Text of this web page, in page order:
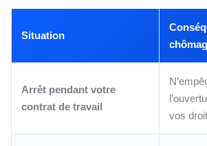
Situation
Arrêt pendant votre
contrat de travail
vos